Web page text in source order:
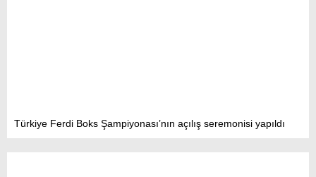
Türkiye Ferdi Boks Şampiyonası’nın açılış seremonisi yapıldı